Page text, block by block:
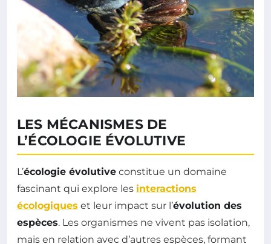
LES MÉCANISMES DE
L’ÉCOLOGIE ÉVOLUTIVE
L’écologie évolutive constitue un domaine
fascinant qui explore les interactions
écologiques et leur impact sur l’évolution des
espèces. Les organismes ne vivent pas isolation,
mais en relation avec d’autres espèces, formant